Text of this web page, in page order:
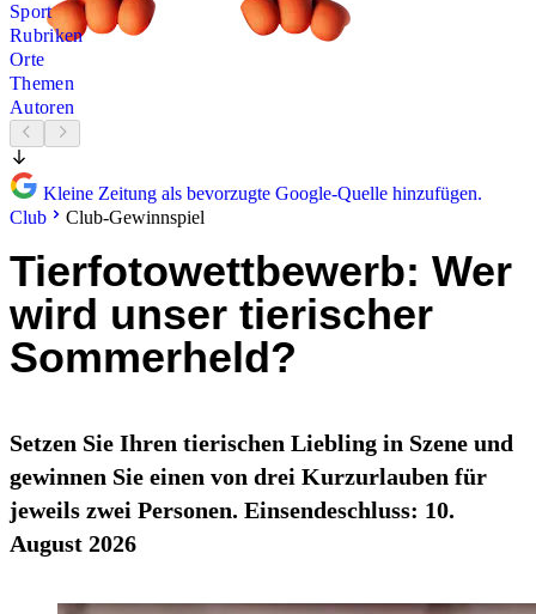
Sport
Rubriken
Orte
Themen
Autoren
Kleine Zeitung als bevorzugte Google-Quelle hinzufügen.
Club
Club-Gewinnspiel
Tierfotowettbewerb: Wer
wird unser tierischer
Sommerheld?
Setzen Sie Ihren tierischen Liebling in Szene und
gewinnen Sie einen von drei Kurzurlauben für
jeweils zwei Personen. Einsendeschluss: 10.
August 2026